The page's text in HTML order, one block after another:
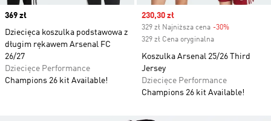
Price
369 zł
Dziecięca koszulka podstawowa z
długim rękawem Arsenal FC
26/27
Dziecięce Performance
Champions 26 kit Available!
Sale price
230,30 zł
329 zł Najniższa cena -30%
329 zł Cena oryginalna
Koszulka Arsenal 25/26 Third
Jersey
Dziecięce Performance
Champions 26 kit Available!